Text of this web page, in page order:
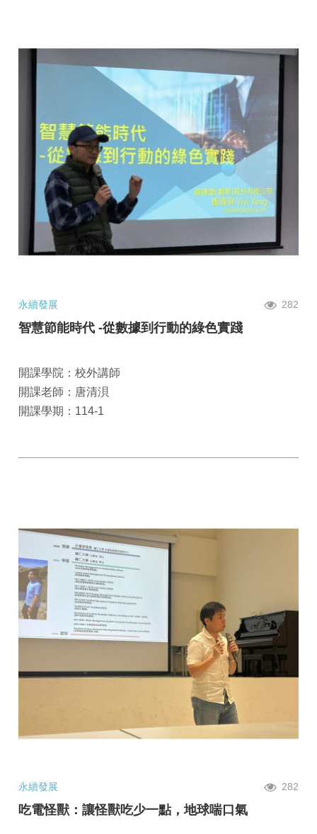
永續發展 282
智慧節能時代 -從數據到行動的綠色實踐
開課學院：校外講師
開課老師：唐清浿
開課學期：114-1
永續發展 282
吃電怪獸：讓怪獸吃少一點，地球喘口氣